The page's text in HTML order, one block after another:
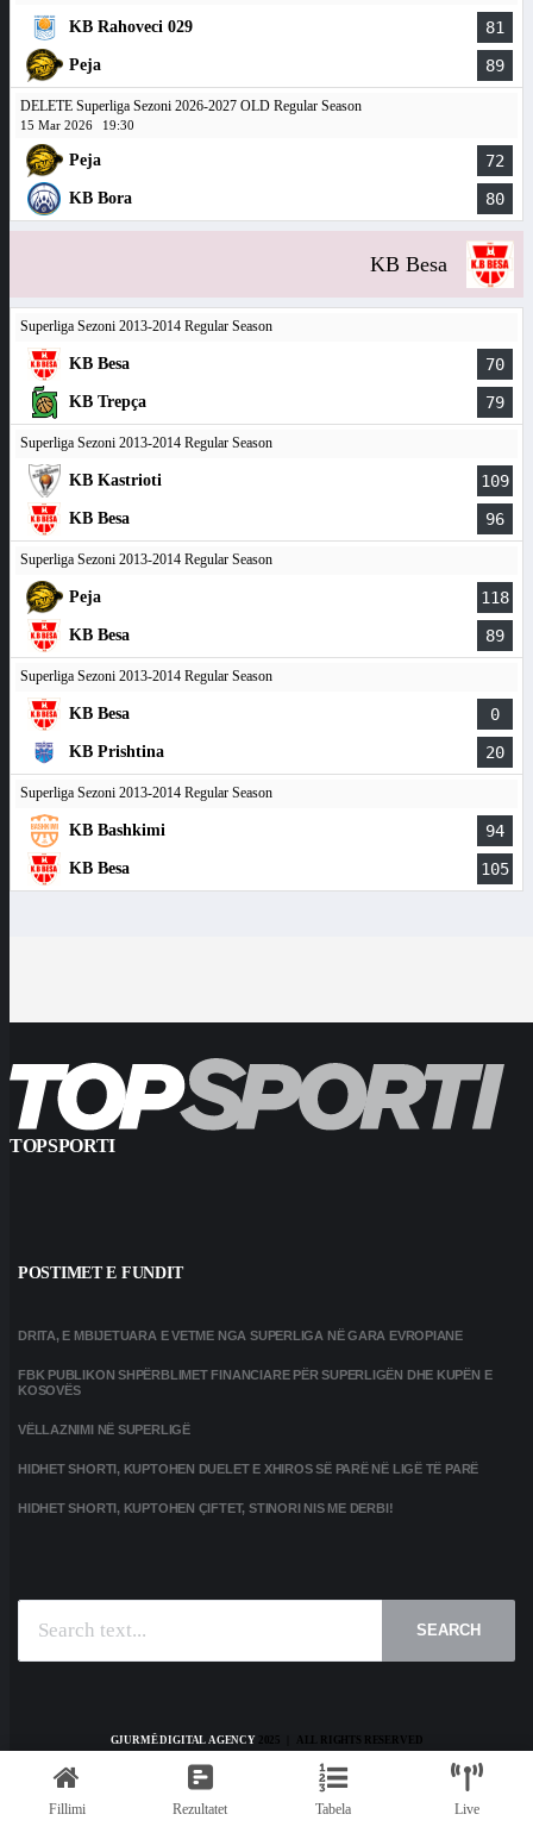
KB Rahoveci 029 81
Peja 89
DELETE Superliga Sezoni 2026-2027 OLD Regular Season
15 Mar 2026 19:30
Peja 72
KB Bora 80
KB Besa
Superliga Sezoni 2013-2014 Regular Season
KB Besa 70
KB Trepça 79
Superliga Sezoni 2013-2014 Regular Season
KB Kastrioti 109
KB Besa 96
Superliga Sezoni 2013-2014 Regular Season
Peja 118
KB Besa 89
Superliga Sezoni 2013-2014 Regular Season
KB Besa 0
KB Prishtina 20
Superliga Sezoni 2013-2014 Regular Season
KB Bashkimi 94
KB Besa 105
TOPSPORTI
POSTIMET E FUNDIT
DRITA, E MBIJETUARA E VETME NGA SUPERLIGA NË GARA EVROPIANE
FBK PUBLIKON SHPËRBLIMET FINANCIARE PËR SUPERLIGËN DHE KUPËN E
KOSOVËS
VËLLAZNIMI NË SUPERLIGË
HIDHET SHORTI, KUPTOHEN DUELET E XHIROS SË PARË NË LIGË TË PARË
HIDHET SHORTI, KUPTOHEN ÇIFTET, STINORI NIS ME DERBI!
SEARCH
GJURMË DIGITAL AGENCY2025 | ALL RIGHTS RESERVED
TERMS AND CONDITIONS
Fillimi Rezultatet Tabela Live